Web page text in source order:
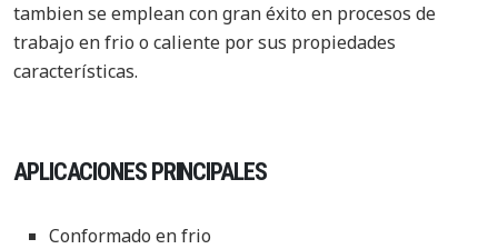
tambien se emplean con gran éxito en procesos de
trabajo en frio o caliente por sus propiedades
características.
APLICACIONES PRINCIPALES
Conformado en frio